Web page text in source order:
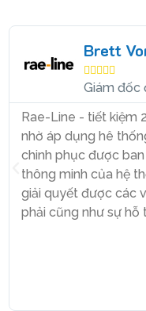
Brett
    
Giám đốc
Rae-Line - tiết kiệm
nhờ áp dụng hê
chinh phục được
thông minh của hệ
giải quyết được các
phải cũng như sự hỗ